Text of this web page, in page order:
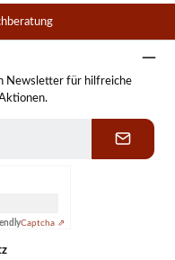
Newsletter für hilfreiche
Captcha ⇗